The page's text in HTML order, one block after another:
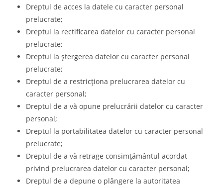
Dreptul de acces la datele cu caracter personal
prelucrate;
Dreptul la rectificarea datelor cu caracter personal
prelucrate;
Dreptul la ștergerea datelor cu caracter personal
prelucrate;
Dreptul de a restricționa prelucrarea datelor cu
caracter personal;
Dreptul de a vă opune prelucrării datelor cu caracter
personal;
Dreptul la portabilitatea datelor cu caracter personal
prelucrate;
Dreptul de a vă retrage consimțământul acordat
privind prelucrarea datelor cu caracter personal;
Dreptul de a depune o plângere la autoritatea